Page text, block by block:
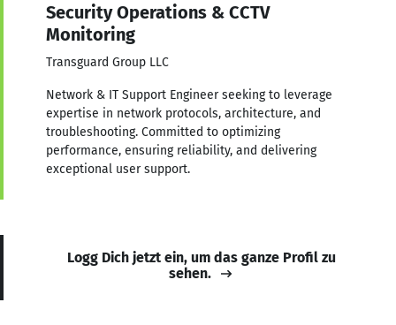
Security Operations & CCTV
Monitoring
Transguard Group LLC
Network & IT Support Engineer seeking to leverage
expertise in network protocols, architecture, and
troubleshooting. Committed to optimizing
performance, ensuring reliability, and delivering
exceptional user support.
Logg Dich jetzt ein, um das ganze Profil zu
sehen.